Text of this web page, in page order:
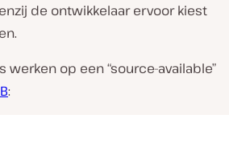
de ontwikkelaar ervoor kiest
op een “source-available”
: